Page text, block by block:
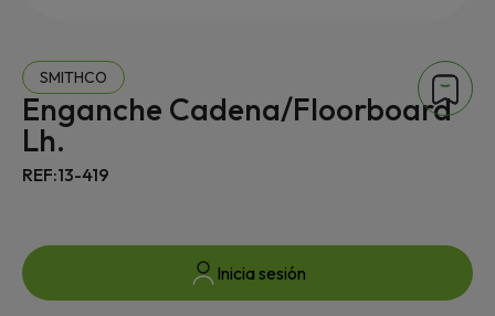
SMITHCO
Enganche Cadena/Floorboard
Lh.
REF:13-419
Inicia sesión